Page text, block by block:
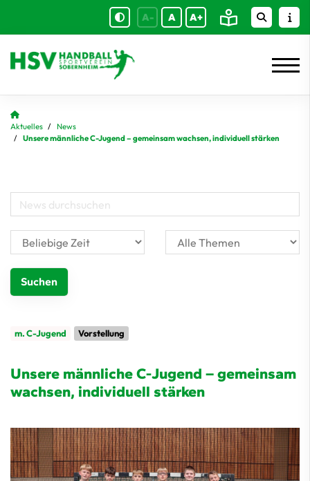
A- A A+
Aktuelles
News
Unsere männliche C-Jugend – gemeinsam wachsen, individuell stärken
m. C-Jugend Vorstellung
Unsere männliche C-Jugend – gemeinsam
wachsen, individuell stärken